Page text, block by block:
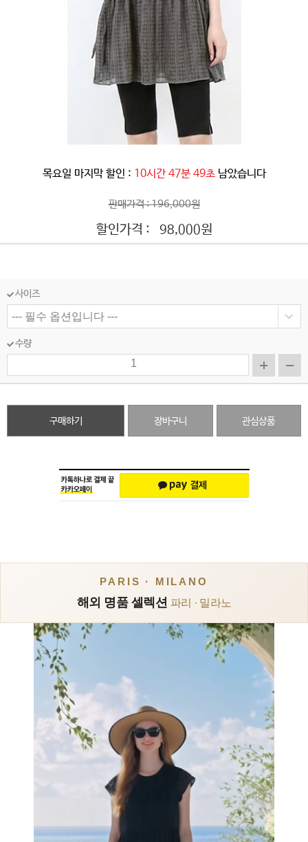
목요일 마지막 할인 : 10시간 47분 46초 남았습니다
판매가격 : 196,000원
할인가격 : 98,000원
사이즈
수량
구매하기 장바구니 관심상품
PARIS · MILANO
해외 명품 셀렉션 파리 · 밀라노